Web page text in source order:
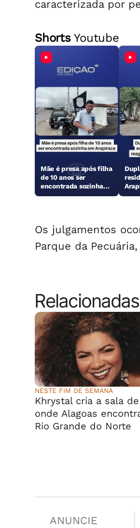
caracterizada por
ShortsYoutube
Mãe é presa após filha
de 10 anos ser
encontrada sozinha
em Arapiraca
Os julgamentos
Parque da
Relacionadas
NESTE FIM DE SEMANA
Khrystal cria a sala
onde Alagoas
Rio Grande do Norte
ANUNCIE